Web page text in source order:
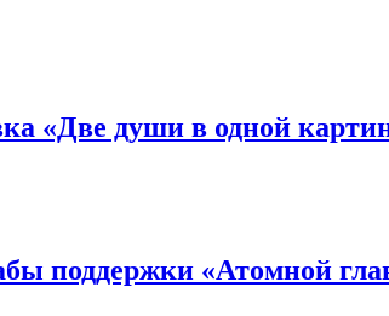
«Две души в одной
поддержки «Атомной